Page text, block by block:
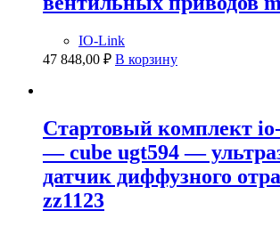
IO-Link
47 848,00 ₽ В корзину
Стартовый комплект
— cube ugt594 —
датчик диффузного
zz1123